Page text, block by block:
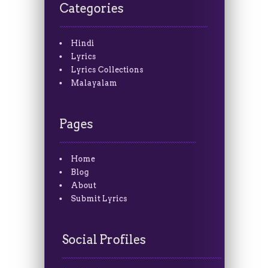
Categories
Hindi
Lyrics
Lyrics Collections
Malayalam
Pages
Home
Blog
About
Submit Lyrics
Social Profiles